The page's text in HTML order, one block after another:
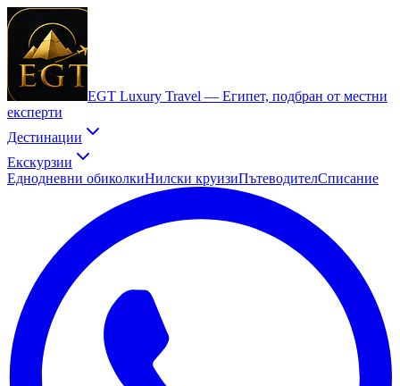
EGT Luxury Travel — Египет, подбран от местни
експерти
Дестинации
Екскурзии
Еднодневни обиколкиНилски круизиПътеводителСписание